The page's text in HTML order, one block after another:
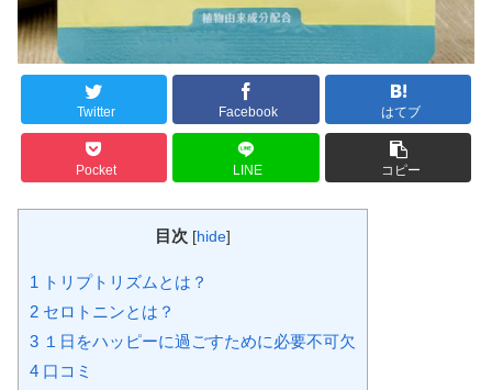
Twitter Facebook はてブ
Pocket LINE コピー
目次 [hide]
1 トリプトリズムとは？
2 セロトニンとは？
3 １日をハッピーに過ごすために必要不可欠
4 口コミ